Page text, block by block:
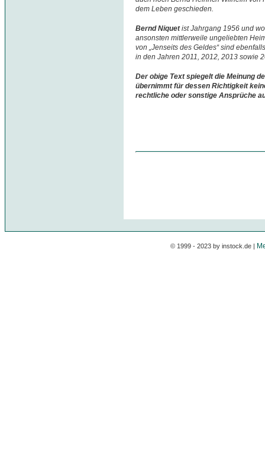
dem Leben geschieden.
Bernd Niquetist Jahrgang 1956 und
ansonsten mittlerweile ungeliebten
von „Jenseits des Geldes“ sind
in den Jahren 2011, 2012, 2013 sowie
Der obige Text spiegelt die Meinung
übernimmt für dessen Richtigkeit
rechtliche oder sonstige Ansprüche
© 1999 - 2023 by instock.de |